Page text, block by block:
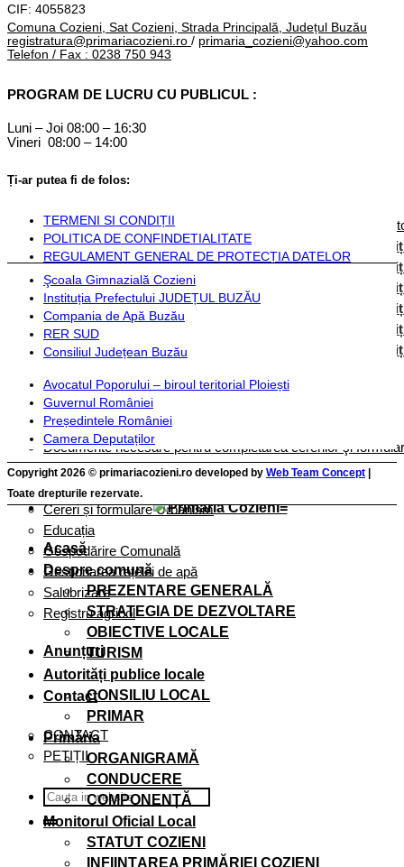
ORGANIGRAMĂ
Conducere
Componență
Monitorul Oficial Local
STATUT COZIENI
Regulament de organizare
Hotărârile Autorității Deliberative
Hotărârile autorității deliberative 2024
Hotărârile autorității deliberative 2025
Hotărârile autorității deliberative 2026
Hotărârile autorității deliberative 2027
Hotărârile autorității deliberative 2028
Hotărârile autorității deliberative 2029
Dispozițiile
Instituții și servicii publice
Plată taxe și impozite
Documente necesare pentru completarea cererilor şi
Cereri și formulare taxe și impozite
Cereri și Formulare Registru Agricol
Cereri și formulare Urbanism
Educația
Gospodărire Comunală
Gestionarea rețelei de apă
Salubrizare
Registru agricol
Anunțuri
Contact
CONTACT
PETIȚII
CIF: 4055823
Comuna Cozieni, Sat Cozieni, Strada Principală, Județul Buzău
registratura@primariacozieni.ro / primaria_cozieni@yahoo.com
Telefon / Fax : 0238 750 943
PROGRAM DE LUCRU CU PUBLICUL :
Luni – Joi 08:00 – 16:30
Vineri 08:00 – 14:00
Ți-ar putea fi de folos:
TERMENI SI CONDIȚII
POLITICA DE CONFINDETIALITATE
REGULAMENT GENERAL DE PROTECȚIA DATELOR
Şcoala Gimnazială Cozieni
Instituția Prefectului JUDEȚUL BUZĂU
Compania de Apă Buzău
RER SUD
Consiliul Județean Buzău
Avocatul Poporului – biroul teritorial Ploiești
Guvernul României
Președintele României
Camera Deputaților
Copyright 2026 © primariacozieni.ro developed by Web Team Concept
Toate drepturile rezervate.
Acasă
Despre comună
PREZENTARE GENERALĂ
STRATEGIA DE DEZVOLTARE
OBIECTIVE LOCALE
TURISM
Autorități publice locale
CONSILIU LOCAL
PRIMAR
Primăria
ORGANIGRAMĂ
CONDUCERE
COMPONENȚĂ
Monitorul Oficial Local
STATUT COZIENI
INFIINȚAREA PRIMĂRIEI COZIENI